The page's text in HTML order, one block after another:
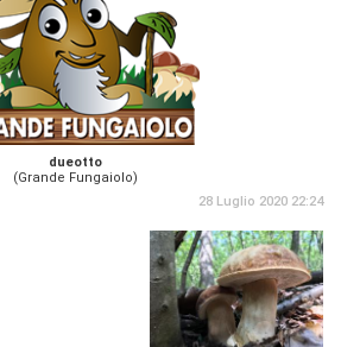
dueotto
(Grande Fungaiolo)
28 Luglio 2020 22:24